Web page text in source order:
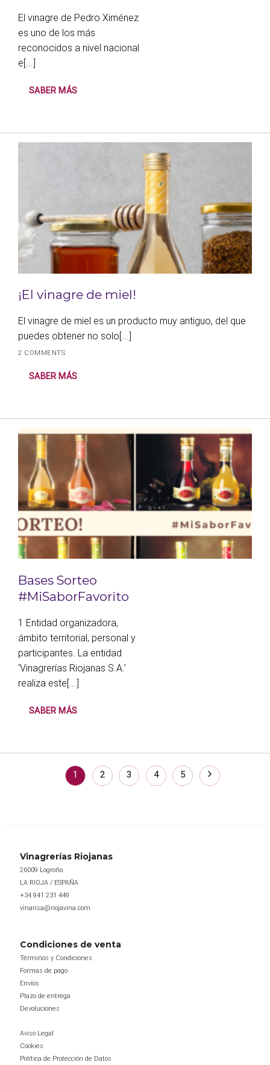
El vinagre de Pedro Ximénez
es uno de los más
reconocidos a nivel nacional
e[...]
SABER MÁS
¡El vinagre de miel!
El vinagre de miel es un producto muy antiguo, del que
puedes obtener no solo[...]
2 COMMENTS
SABER MÁS
Bases Sorteo
#MiSaborFavorito
1 Entidad organizadora,
ámbito territorial, personal y
participantes. La entidad
‘Vinagrerías Riojanas S.A.’
realiza este[...]
SABER MÁS
1 2 3 4 5
Vinagrerías Riojanas
26009 Logroño
LA RIOJA / ESPAÑA
+34 941 231 449
vinarisa@riojavina.com
Condiciones de venta
Términos y Condiciones
Formas de pago
Envíos
Plazo de entrega
Devoluciones
Aviso Legal
Cookies
Política de Protección de Datos